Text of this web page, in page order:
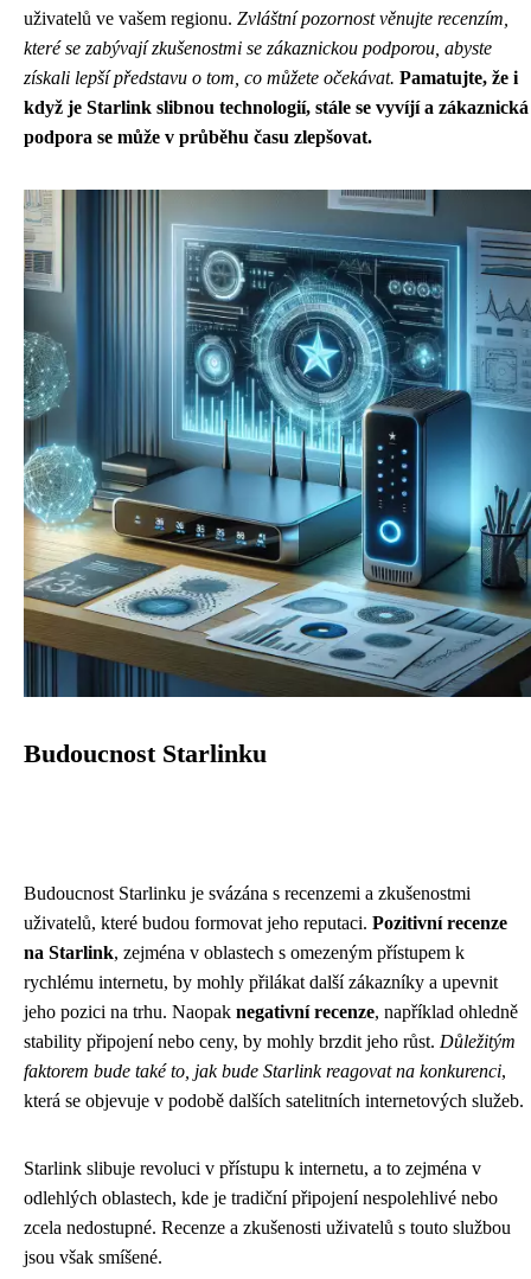
uživatelů ve vašem regionu. Zvláštní pozornost věnujte recenzím,
které se zabývají zkušenostmi se zákaznickou podporou, abyste
získali lepší představu o tom, co můžete očekávat. Pamatujte, že i
když je Starlink slibnou technologií, stále se vyvíjí a zákaznická
podpora se může v průběhu času zlepšovat.
Budoucnost Starlinku
Budoucnost Starlinku je svázána s recenzemi a zkušenostmi
uživatelů, které budou formovat jeho reputaci. Pozitivní recenze
na Starlink, zejména v oblastech s omezeným přístupem k
rychlému internetu, by mohly přilákat další zákazníky a upevnit
jeho pozici na trhu. Naopak negativní recenze, například ohledně
stability připojení nebo ceny, by mohly brzdit jeho růst. Důležitým
faktorem bude také to, jak bude Starlink reagovat na konkurenci,
která se objevuje v podobě dalších satelitních internetových služeb.
Starlink slibuje revoluci v přístupu k internetu, a to zejména v
odlehlých oblastech, kde je tradiční připojení nespolehlivé nebo
zcela nedostupné. Recenze a zkušenosti uživatelů s touto službou
jsou však smíšené.